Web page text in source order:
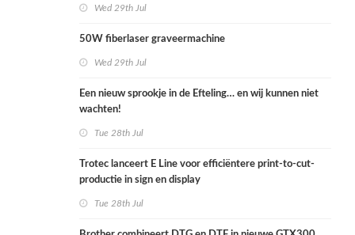
Wed 29th Jul
50W fiberlaser graveermachine
Wed 29th Jul
Een nieuw sprookje in de Efteling… en wij kunnen niet
wachten!
Tue 28th Jul
Trotec lanceert E Line voor efficiëntere print-to-cut-
productie in sign en display
Tue 28th Jul